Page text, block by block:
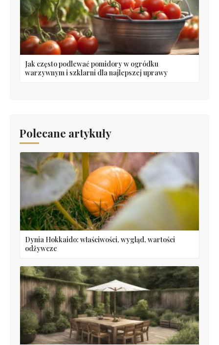
Jak często podlewać pomidory w ogródku
warzywnym i szklarni dla najlepszej uprawy
Polecane artykuły
Dynia Hokkaido: właściwości, wygląd, wartości
odżywcze